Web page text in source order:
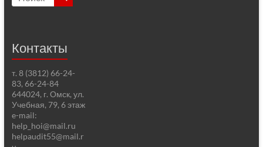
Контакты
т. 8 (3812) 66-24-
83, 66-24-84
644024, г. Омск, ул.
Учебная, 79, 6 этаж
e-mail:
help_hoi@mail.ru
helpaudit55@mail.r